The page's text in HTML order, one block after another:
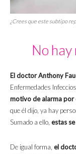
¿Crees que este subtipo
No hay
El doctor Anthony
Enfermedades
motivo de alarma por
que él dijo, ya hay
Sumado a ello, estas
De igual forma, el